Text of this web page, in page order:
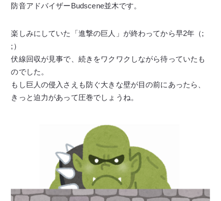
防音アドバイザーBudscene並木です。
楽しみにしていた「進撃の巨人」が終わってから早2年（;
;）
伏線回収が見事で、続きをワクワクしながら待っていたも
のでした。
もし巨人の侵入さえも防ぐ大きな壁が目の前にあったら、
きっと迫力があって圧巻でしょうね。